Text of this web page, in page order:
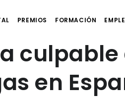
PREMIOS FORMACIÓN
culpable
en